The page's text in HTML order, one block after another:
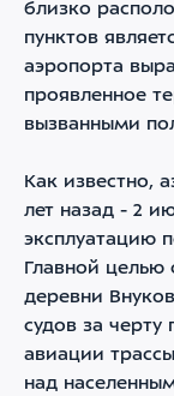
близко
пунктов
аэропорта
проявленное
вызванными
Как известно,
лет назад - 2
эксплуатацию
Главной целью
деревни
судов за черту
авиации
над